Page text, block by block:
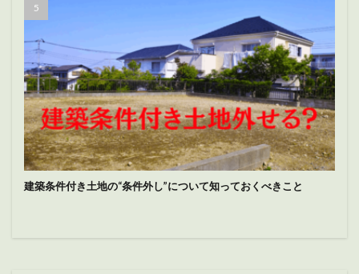
建築条件付き土地の“条件外し”について知っておくべきこと